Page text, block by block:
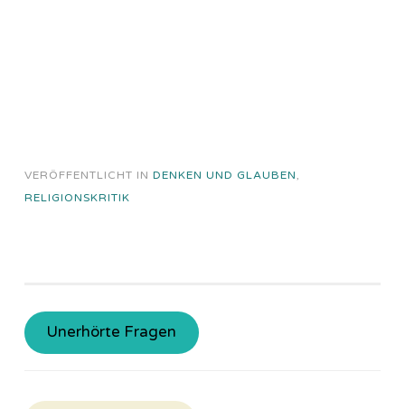
VERÖFFENTLICHT IN DENKEN UND GLAUBEN,
RELIGIONSKRITIK
Unerhörte Fragen